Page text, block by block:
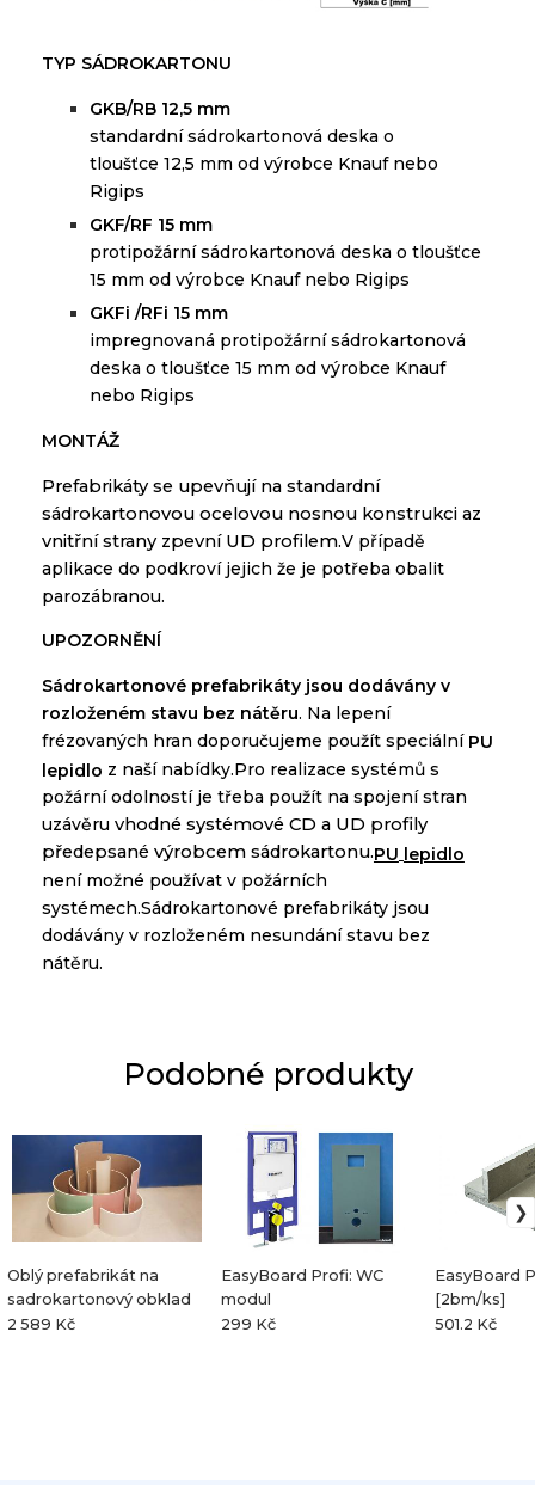
TYP SÁDROKARTONU
GKB/RB 12,5 mm
standardní sádrokartonová deska o
tloušťce 12,5 mm od výrobce Knauf nebo
Rigips
GKF/RF 15 mm
protipožární sádrokartonová deska o tloušťce
15 mm od výrobce Knauf nebo Rigips
GKFi /RFi 15 mm
impregnovaná protipožární sádrokartonová
deska o tloušťce 15 mm od výrobce Knauf
nebo Rigips
MONTÁŽ
Prefabrikáty se upevňují na standardní
sádrokartonovou ocelovou nosnou konstrukci az
vnitřní strany zpevní UD profilem.V případě
aplikace do podkroví jejich že je potřeba obalit
parozábranou.
UPOZORNĚNÍ
Sádrokartonové prefabrikáty jsou dodávány v
rozloženém stavu bez nátěru. Na lepení
frézovaných hran doporučujeme použít speciální PU
lepidlo z naší nabídky.Pro realizace systémů s
požární odolností je třeba použít na spojení stran
uzávěru vhodné systémové CD a UD profily
předepsané výrobcem sádrokartonu.PU lepidlo
není možné používat v požárních
systémech.Sádrokartonové prefabrikáty jsou
dodávány v rozloženém nesundání stavu bez
nátěru.
Podobné produkty
Oblý prefabrikát na
sadrokartonový obklad
2 589 Kč
EasyBoard Profi: WC
modul
299 Kč
EasyBoard
[2bm/ks]
501.2 Kč